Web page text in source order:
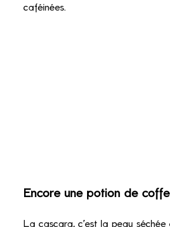
caféinées.
Encore une potion de
La cascara, c’est la peau